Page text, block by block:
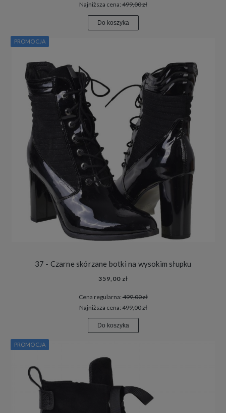
Najniższa cena:499,00 zł
Do koszyka
37 - Czarne skórzane botki na wysokim słupku
359,00 zł
Cena regularna:499,00 zł
Najniższa cena:499,00 zł
Do koszyka
PROMOCJA
PROMOCJA